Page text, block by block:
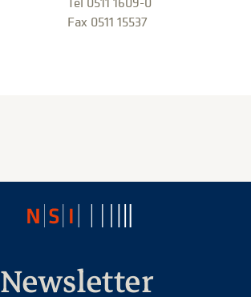
Fax 0511 15537
Newsletter